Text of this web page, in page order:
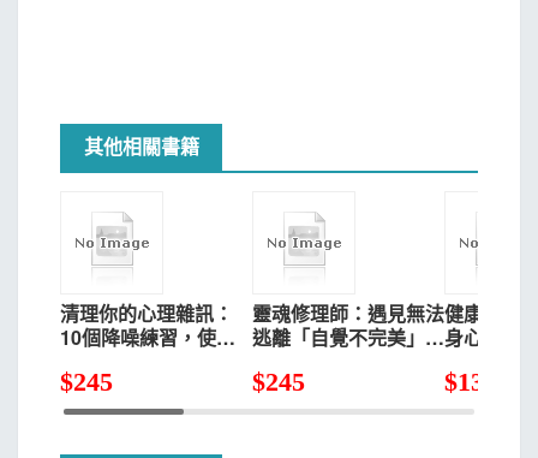
其他相關書籍
清理你的心理雜訊：
10個降噪練習，使你
$245
靈魂修理師：遇見無法
逃離「自覺不完美」情
$245
健康與痊
身心靈的
$135